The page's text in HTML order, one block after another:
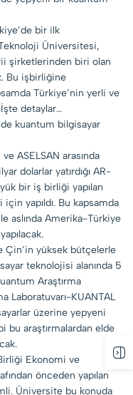
bir ilk
Üniversitesi,
şirketlerinden biri olan
Bu işbirliğine
Türkiye’nin yerli ve
detaylar…
kuantum bilgisayar
ASELSAN arasında
dolarlar yatırdığı AR-
bir iş birliği yapılan
yapıldı. Bu kapsamda
aslında Amerika-Türkiye
Çin’in yüksek bütçelerle
teknolojisi alanında 5
Araştırma
Laboratuvarı-KUANTAL
üzerine yepyeni
bu araştırmalardan elde
Ekonomi ve
önceden yapılan
Üniversite bu konuda